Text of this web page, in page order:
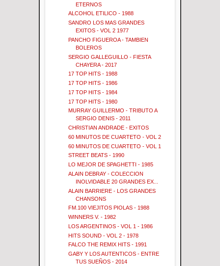
ETERNOS
ALCOHOL ETILICO - 1988
SANDRO LOS MAS GRANDES
EXITOS - VOL 2 1977
PANCHO FIGUEROA - TAMBIEN
BOLEROS
SERGIO GALLEGUILLO - FIESTA
CHAYERA - 2017
17 TOP HITS - 1988
17 TOP HITS - 1986
17 TOP HITS - 1984
17 TOP HITS - 1980
MURRAY GUILLERMO - TRIBUTO A
SERGIO DENIS - 2011
CHRISTIAN ANDRADE - EXITOS
60 MINUTOS DE CUARTETO - VOL 2
60 MINUTOS DE CUARTETO - VOL 1
STREET BEATS - 1990
LO MEJOR DE SPAGHETTI - 1985
ALAIN DEBRAY - COLECCION
INOLVIDABLE 20 GRANDES EX...
ALAIN BARRIERE - LOS GRANDES
CHANSONS
FM.100 VIEJITOS PIOLAS - 1988
WINNERS V. - 1982
LOS ARGENTINOS - VOL 1 - 1986
HITS SOUND - VOL 2 - 1978
FALCO THE REMIX HITS - 1991
GABY Y LOS AUTENTICOS - ENTRE
TUS SUEÑOS - 2014